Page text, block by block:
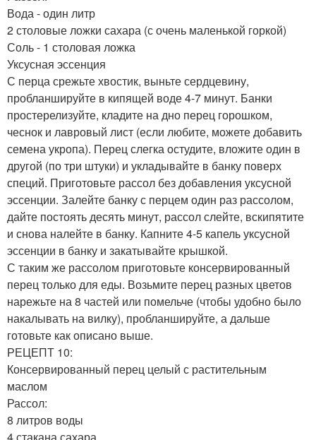
Вода - один литр
2 столовые ложки сахара (с очень маленькой горкой)
Соль - 1 столовая ложка
Уксусная эссенция
С перца срежьте хвостик, выньте сердцевину,
пробланшируйте в кипящей воде 4-7 минут. Банки
простерелизуйте, кладите на дно перец горошком,
чеснок и лавровый лист (если любите, можете добавить
семена укропа). Перец слегка остудите, вложите один в
другой (по три штуки) и укладывайте в банку поверх
специй. Приготовьте рассол без добавления уксусной
эссенции. Залейте банку с перцем один раз рассолом,
дайте постоять десять минут, рассол слейте, вскипятите
и снова налейте в банку. Капните 4-5 капель уксусной
эссенции в банку и закатывайте крышкой.
С таким же рассолом приготовьте консервированный
перец только для еды. Возьмите перец разных цветов
нарежьте на 8 частей или помельче (чтобы удобно было
накалывать на вилку), пробланшируйте, а дальше
готовьте как описано выше.
РЕЦЕПТ 10:
Консервированный перец целый с растительным
маслом
Рассол:
8 литров воды